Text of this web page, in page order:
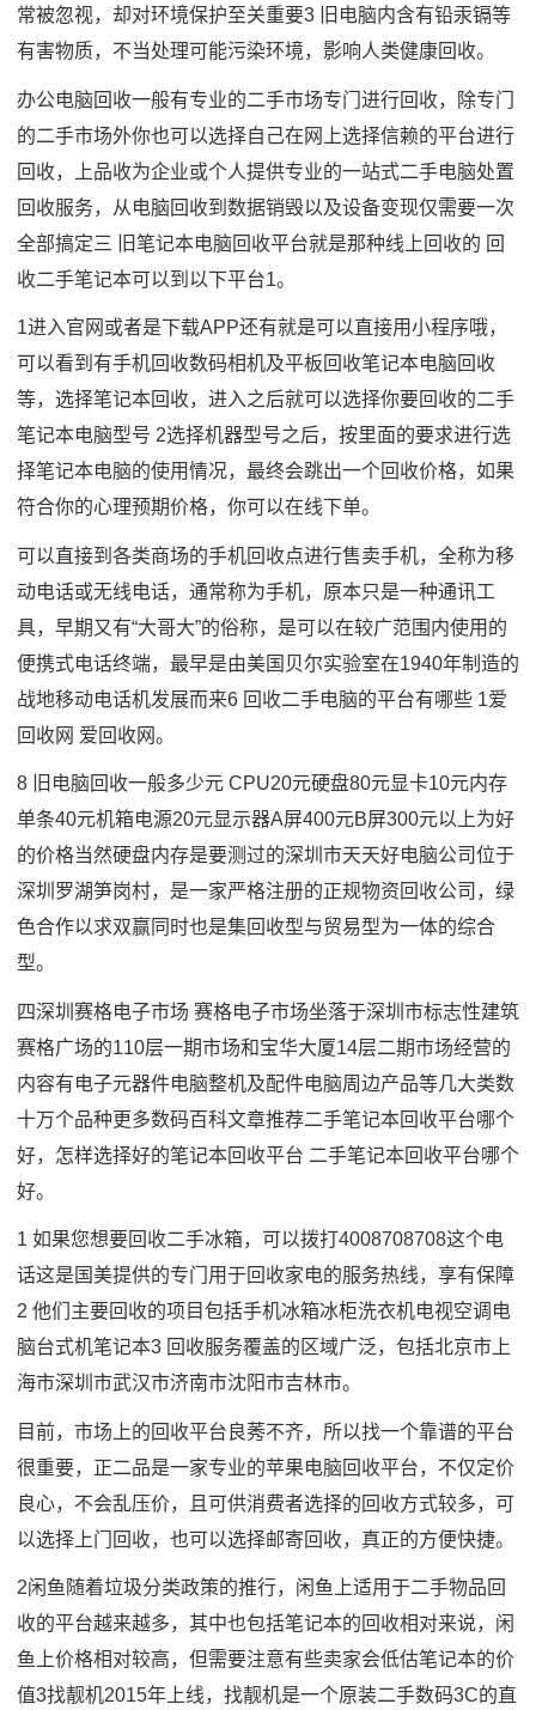
常被忽视，却对环境保护至关重要3 旧电脑内含有铅汞镉等
有害物质，不当处理可能污染环境，影响人类健康回收。
办公电脑回收一般有专业的二手市场专门进行回收，除专门
的二手市场外你也可以选择自己在网上选择信赖的平台进行
回收，上品收为企业或个人提供专业的一站式二手电脑处置
回收服务，从电脑回收到数据销毁以及设备变现仅需要一次
全部搞定三 旧笔记本电脑回收平台就是那种线上回收的 回
收二手笔记本可以到以下平台1。
1进入官网或者是下载APP还有就是可以直接用小程序哦，
可以看到有手机回收数码相机及平板回收笔记本电脑回收
等，选择笔记本回收，进入之后就可以选择你要回收的二手
笔记本电脑型号 2选择机器型号之后，按里面的要求进行选
择笔记本电脑的使用情况，最终会跳出一个回收价格，如果
符合你的心理预期价格，你可以在线下单。
可以直接到各类商场的手机回收点进行售卖手机，全称为移
动电话或无线电话，通常称为手机，原本只是一种通讯工
具，早期又有“大哥大”的俗称，是可以在较广范围内使用的
便携式电话终端，最早是由美国贝尔实验室在1940年制造的
战地移动电话机发展而来6 回收二手电脑的平台有哪些 1爱
回收网 爱回收网。
8 旧电脑回收一般多少元 CPU20元硬盘80元显卡10元内存
单条40元机箱电源20元显示器A屏400元B屏300元以上为好
的价格当然硬盘内存是要测过的深圳市天天好电脑公司位于
深圳罗湖笋岗村，是一家严格注册的正规物资回收公司，绿
色合作以求双赢同时也是集回收型与贸易型为一体的综合
型。
四深圳赛格电子市场 赛格电子市场坐落于深圳市标志性建筑
赛格广场的110层一期市场和宝华大厦14层二期市场经营的
内容有电子元器件电脑整机及配件电脑周边产品等几大类数
十万个品种更多数码百科文章推荐二手笔记本回收平台哪个
好，怎样选择好的笔记本回收平台 二手笔记本回收平台哪个
好。
1 如果您想要回收二手冰箱，可以拨打4008708708这个电
话这是国美提供的专门用于回收家电的服务热线，享有保障
2 他们主要回收的项目包括手机冰箱冰柜洗衣机电视空调电
脑台式机笔记本3 回收服务覆盖的区域广泛，包括北京市上
海市深圳市武汉市济南市沈阳市吉林市。
目前，市场上的回收平台良莠不齐，所以找一个靠谱的平台
很重要，正二品是一家专业的苹果电脑回收平台，不仅定价
良心，不会乱压价，且可供消费者选择的回收方式较多，可
以选择上门回收，也可以选择邮寄回收，真正的方便快捷。
2闲鱼随着垃圾分类政策的推行，闲鱼上适用于二手物品回
收的平台越来越多，其中也包括笔记本的回收相对来说，闲
鱼上价格相对较高，但需要注意有些卖家会低估笔记本的价
值3找靓机2015年上线，找靓机是一个原装二手数码3C的直